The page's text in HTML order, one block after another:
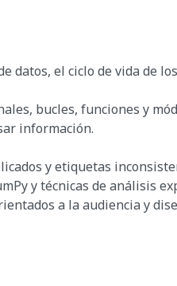
el ciclo de vida de
bucles, funciones y
información.
y etiquetas
y técnicas de análisis
a la audiencia y